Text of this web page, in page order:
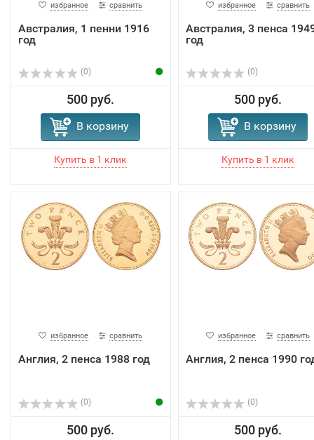
избранное сравнить
Австралия, 1 пенни 1916
год
(0)
500 руб.
В корзину
избранное сравнить
Австралия, 3 пенса
год
(0)
500 руб.
В корзину
избранное сравнить
Англия, 2 пенса 1988 год
(0)
500 руб.
избранное сравнить
Англия, 2 пенса 1990
(0)
500 руб.